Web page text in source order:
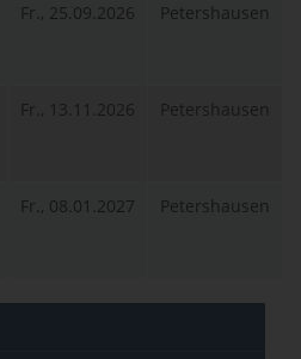
Fr., 25.09.2026 Petershausen
Fr., 13.11.2026 Petershausen
Fr., 08.01.2027 Petershausen